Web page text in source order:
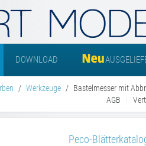
DOWNLOAD
Werkzeuge
Bastelmesser mit
AGB
Peco-